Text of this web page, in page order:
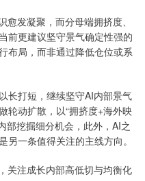
发凝聚，而分母端拥挤度、
前更建议坚守景气确定性强的
布局，而非通过降低仓位或系
打短，继续坚守AI内部景气
轮动扩散，以“拥挤度+海外映
部挖掘细分机会，此外，AI之
一条值得关注的主线方向。
注成长内部高低切与均衡化